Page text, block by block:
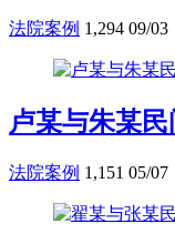
法院案例 1,294 09/03
卢某与朱某
法院案例 1,151 05/07